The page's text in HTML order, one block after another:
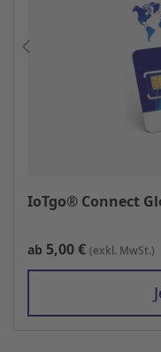
IoTgo® Connect
ab 5,00 € (exkl. MwSt.)